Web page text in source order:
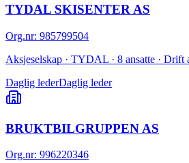
TYDAL SKISENTER AS
Org.nr: 985799504
Aksjeselskap · TYDAL · 8 ansatte · Drift
Daglig lederDaglig leder
BRUKTBILGRUPPEN AS
Org.nr: 996220346